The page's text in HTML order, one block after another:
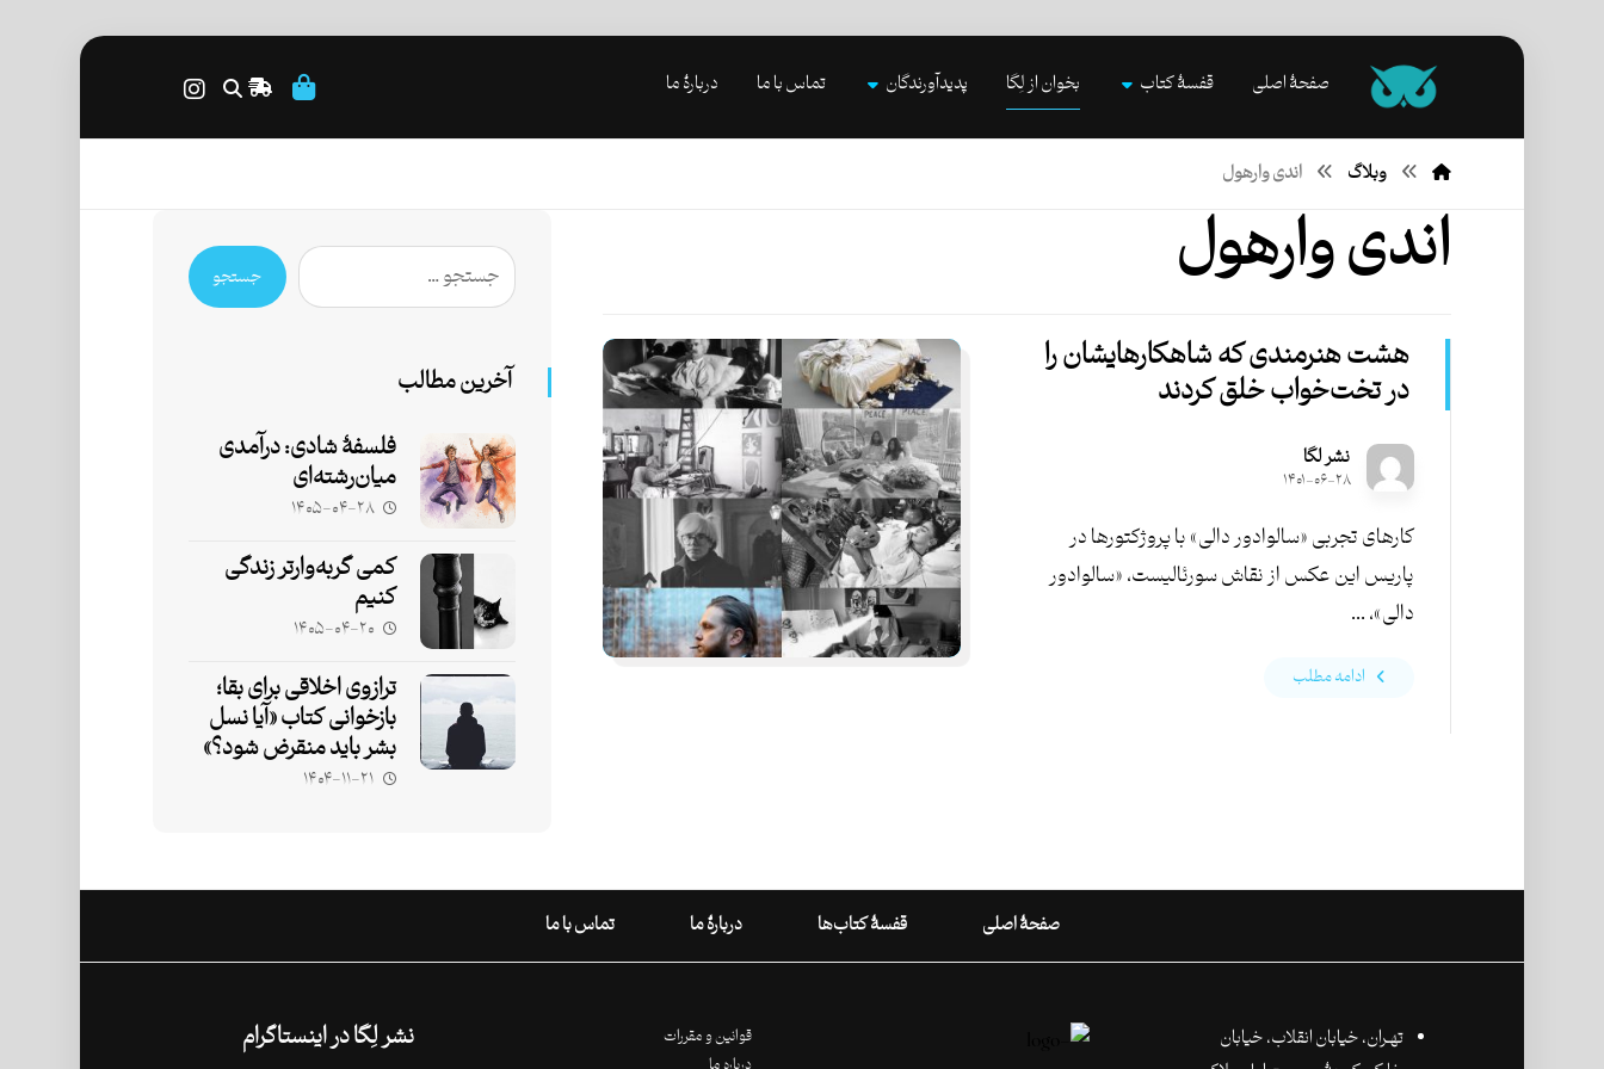
صفحۀ اصلی قفسۀ کتاب بخوان از لِگا پدیدآورندگان تماس با ما دربارۀ ما
وبلاگ اندی وارهول
اندی وارهول
هشت هنرمندی که شاهکارهایشان را
در تخت‌خواب خلق کردند
نشر لگا
۱۴۰۱-۰۶-۲۸
کارهای تجربی «سالوادور دالی» با پروژکتورها در
پاریس این عکس از نقاش سورئالیست، «سالوادور
دالی»، ...
ادامه مطلب
جستجو
آخرین مطالب
فلسفۀ شادی: درآمدی
میان‌رشته‌ای
۱۴۰۵-۰۴-۲۸
کمی گربه‌وارتر زندگی
کنیم
۱۴۰۵-۰۴-۲۰
ترازوی اخلاقی برای بقا؛
بازخوانی کتاب «آیا نسل
بشر باید منقرض شود؟»
۱۴۰۴-۱۱-۲۱
صفحۀ اصلی قفسۀ کتاب‌ها دربارۀ ما تماس با ما
تهـران،‌ خیابان انقلاب، خیابان
قوانین و مقررات
نشر لِگا در اینستاگرام